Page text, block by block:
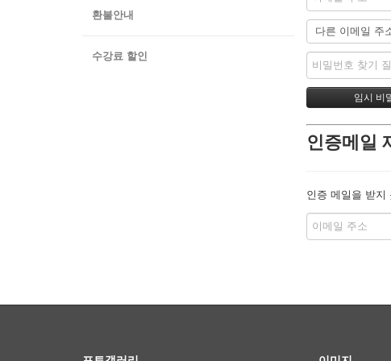
인증메일
인증 메일을 받지
환불안내
수강료 할인